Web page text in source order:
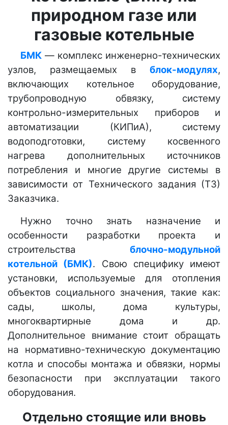
природном газе или
газовые котельные
БМК — комплекс инженерно-технических
узлов, размещаемых в блок-модулях,
включающих котельное оборудование,
трубопроводную обвязку, систему
контрольно-измерительных приборов и
автоматизации (КИПиА), систему
водоподготовки, систему косвенного
нагрева дополнительных источников
потребления и многие другие системы в
зависимости от Технического задания (ТЗ)
Заказчика.
Нужно точно знать назначение и
особенности разработки проекта и
строительства блочно-модульной
котельной (БМК). Свою специфику имеют
установки, используемые для отопления
объектов социального значения, такие как:
сады, школы, дома культуры,
многоквартирные дома и др.
Дополнительное внимание стоит обращать
на нормативно-техническую документацию
котла и способы монтажа и обвязки, нормы
безопасности при эксплуатации такого
оборудования.
Отдельно стоящие или вновь